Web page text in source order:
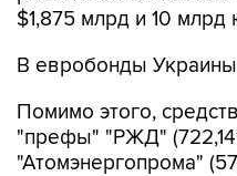
$1,875 млрд и 10 млрд
В евробонды
Помимо этого,
"префы" "РЖД"
"Атомэнергопрома"